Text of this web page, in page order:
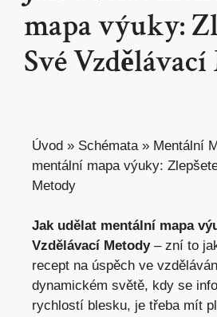
mapa výuky:
Své
Úvod » Schémata » Mentální
mentální mapa výuky:
Metody
Jak udělat mentální mapa
Vzdělávací Metody– zní to
recept na úspěch ve
dynamickém světě, kdy se
rychlostí blesku, je třeba mít